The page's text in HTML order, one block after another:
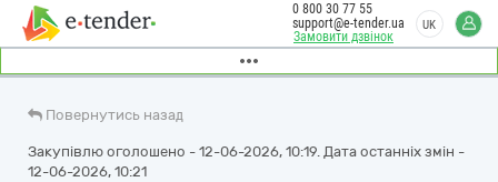
Замовити дзвінок
0 800 30 77 55
support@e-tender.ua
UK
Повернутись назад
Закупівлю оголошено - 12-06-2026, 10:19. Дата останніх змін -
12-06-2026, 10:21